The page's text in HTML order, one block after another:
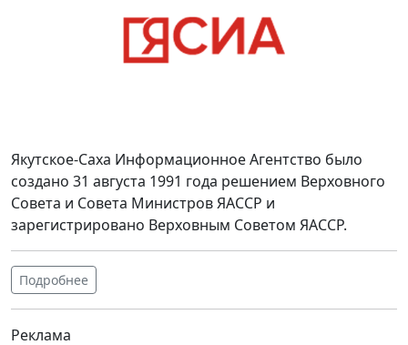
Якутское-Саха Информационное Агентство было
создано 31 августа 1991 года решением Верховного
Совета и Совета Министров ЯАССР и
зарегистрировано Верховным Советом ЯАССР.
Подробнее
Реклама